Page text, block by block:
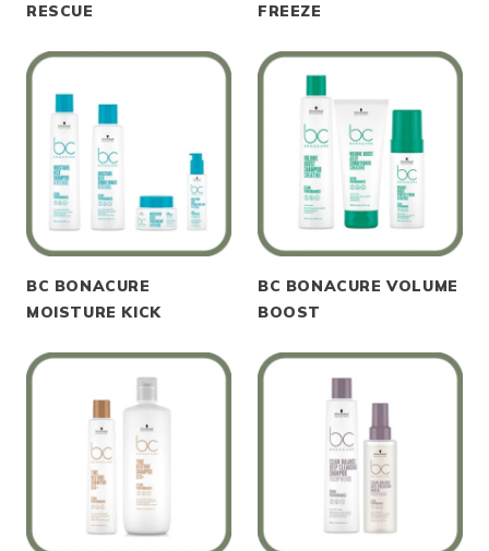
RESCUE
FREEZE
BC BONACURE
MOISTURE KICK
BC BONACURE VOLUME
BOOST